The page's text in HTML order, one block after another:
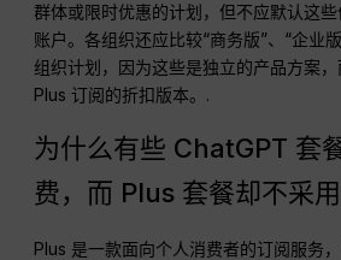
群体或限时优惠的计划，但不应默认这
账户。各组织还应比较“商务版”、“企业
组织计划，因为这些是独立的产品方案
Plus 订阅的折扣版本。.
为什么有些 ChatGPT 套
费，而 Plus 套餐却不采用
Plus 是一款面向个人消费者的订阅服务